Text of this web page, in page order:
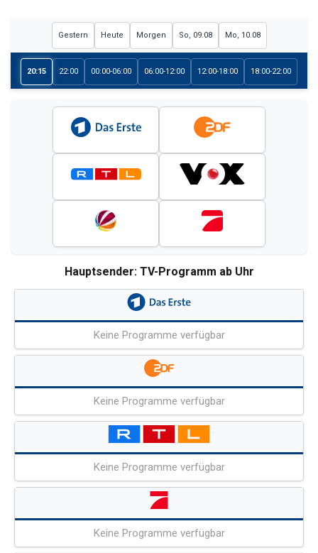
Gestern Heute Morgen So, 09.08 Mo, 10.08
20:15 22:00 00:00-06:00 06:00-12:00 12:00-18:00 18:00-22:00
Hauptsender: TV-Programm ab Uhr
Keine Programme verfügbar
Keine Programme verfügbar
Keine Programme verfügbar
Keine Programme verfügbar